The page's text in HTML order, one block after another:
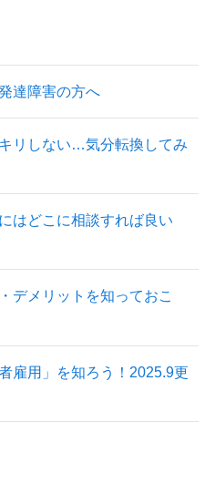
達障害の方へ
リしない…気分転換してみ
はどこに相談すれば良い
デメリットを知っておこ
雇用」を知ろう！2025.9更